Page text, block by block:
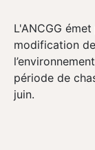
L'ANCGG
modification
période de
juin.